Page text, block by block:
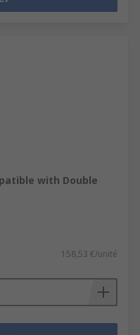
with Double
158,53 €/unité